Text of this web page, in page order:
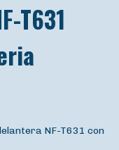
T631
NF-T631 con